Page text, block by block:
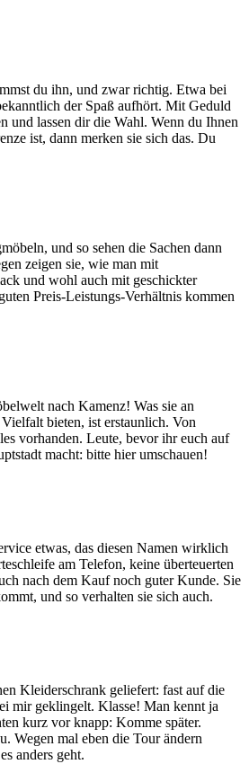
du ihn, und zwar richtig. Etwa bei
der Spaß aufhört. Mit Geduld
und lassen dir die Wahl. Wenn du Ihnen
ist, dann merken sie sich das. Du
und so sehen die Sachen dann
zeigen sie, wie man mit
und wohl auch mit geschickter
Preis-Leistungs-Verhältnis kommen
nach Kamenz! Was sie an
bieten, ist erstaunlich. Von
vorhanden. Leute, bevor ihr euch auf
macht: bitte hier umschauen!
etwas, das diesen Namen wirklich
am Telefon, keine überteuerten
nach dem Kauf noch guter Kunde. Sie
und so verhalten sie sich auch.
Kleiderschrank geliefert: fast auf die
mir geklingelt. Klasse! Man kennt ja
kurz vor knapp: Komme später.
Wegen mal eben die Tour ändern
anders geht.